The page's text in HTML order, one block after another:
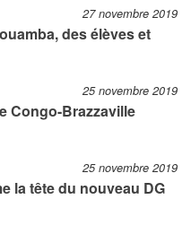
27 novembre 2019
des élèves et
25 novembre 2019
Congo-Brazzaville
25 novembre 2019
la tête du nouveau DG